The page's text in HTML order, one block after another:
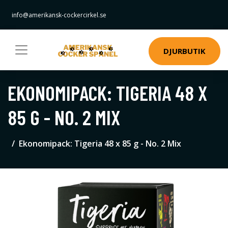
info@amerikansk-cockercirkel.se
DJURBUTIK
EKONOMIPACK: TIGERIA 48 X
85 G - NO. 2 MIX
Ekonomipack: Tigeria 48 x 85 g - No. 2 Mix